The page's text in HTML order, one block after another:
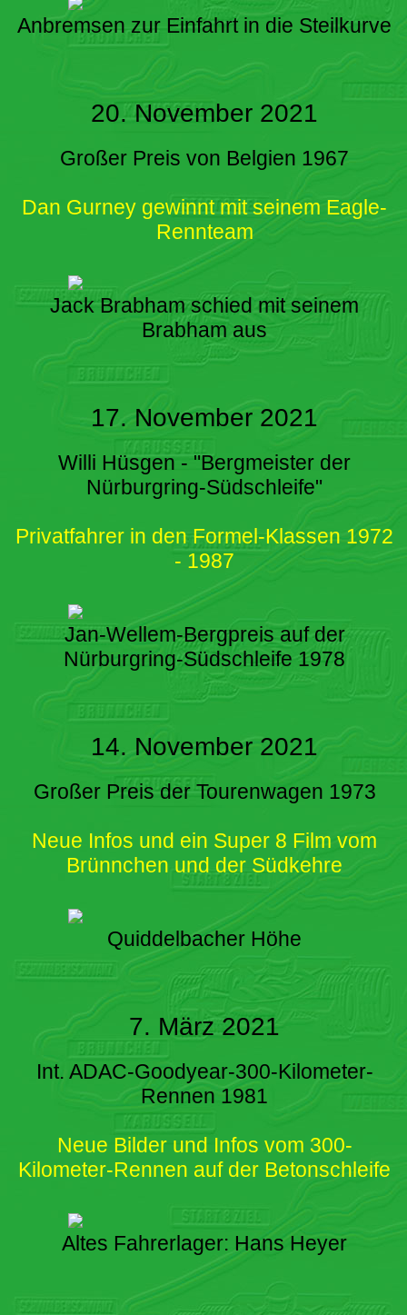
Anbremsen zur Einfahrt in die Steilkurve
20. November 2021
Großer Preis von Belgien 1967
Dan Gurney gewinnt mit seinem Eagle-
Rennteam
Jack Brabham schied mit seinem
Brabham aus
17. November 2021
Willi Hüsgen - "Bergmeister der
Nürburgring-Südschleife"
Privatfahrer in den Formel-Klassen 1972
- 1987
Jan-Wellem-Bergpreis auf der
Nürburgring-Südschleife 1978
14. November 2021
Großer Preis der Tourenwagen 1973
Neue Infos und ein Super 8 Film vom
Brünnchen und der Südkehre
Quiddelbacher Höhe
7. März 2021
Int. ADAC-Goodyear-300-Kilometer-
Rennen 1981
Neue Bilder und Infos vom 300-
Kilometer-Rennen auf der Betonschleife
Altes Fahrerlager: Hans Heyer